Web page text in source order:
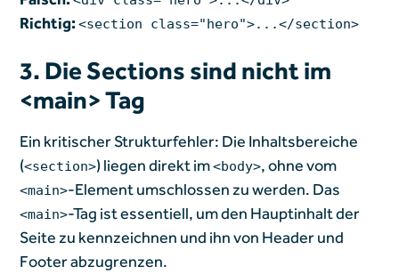
Richtig: <section class="hero">...</section>
3. Die Sections sind nicht im
<main> Tag
Ein kritischer Strukturfehler: Die Inhaltsbereiche
(<section>) liegen direkt im<body>, ohne vom
<main>-Element umschlossen zu werden. Das
<main>-Tag ist essentiell, um den Hauptinhalt der
Seite zu kennzeichnen und ihn von Header und
Footer abzugrenzen.